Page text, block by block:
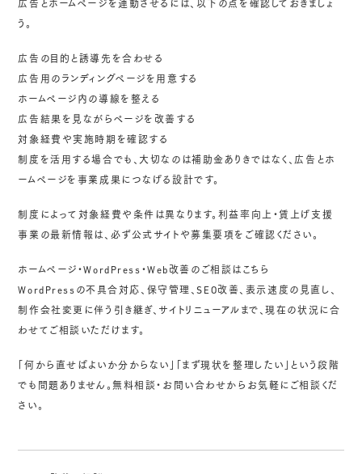
広告とホームページを連動させるには、以下の点を確認しておきましょ
う。
広告の目的と誘導先を合わせる
広告用のランディングページを用意する
ホームページ内の導線を整える
広告結果を見ながらページを改善する
対象経費や実施時期を確認する
制度を活用する場合でも、大切なのは補助金ありきではなく、広告とホ
ームページを事業成果につなげる設計です。
制度によって対象経費や条件は異なります。利益率向上・賃上げ支援
事業の最新情報は、必ず公式サイトや募集要項をご確認ください。
ホームページ・WordPress・Web改善のご相談はこちら
WordPressの不具合対応、保守管理、SEO改善、表示速度の見直し、
制作会社変更に伴う引き継ぎ、サイトリニューアルまで、現在の状況に合
わせてご相談いただけます。
「何から直せばよいか分からない」「まず現状を整理したい」という段階
でも問題ありません。無料相談・お問い合わせからお気軽にご相談くだ
さい。